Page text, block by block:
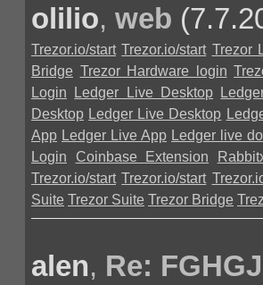
olilio, web
Trezor.io/start Trezor.io/start Trezor
Bridge Trezor Hardware login
Login
Ledger Live Desktop
Desktop Ledger Live Desktop
App Ledger Live App Ledger live
Login
Coinbase Extension
Trezor.io/start Trezor.io/start
Suite Trezor Suite Trezor Bridge
alen, Re: FGHGJ